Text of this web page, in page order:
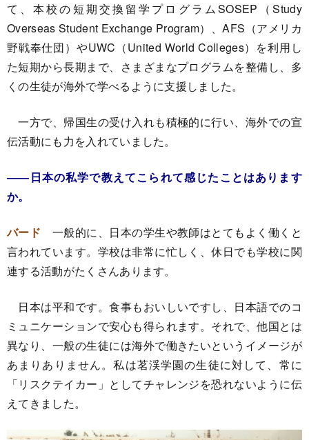
て、本校の短期交換留学プログラムSOSEP（Study
Overseas Student Exchange Program）、AFS（アメリカ
野戦奉仕団）やUWC（United World Colleges）を利用し
た短期から長期まで、さまざまなプログラムを整備し、多
くの生徒が海外で学べるように支援しました。
一方で、帰国生の受け入れも積極的に行い、海外での宣
伝活動にも力を入れていました。
――日本の私学で教えてこられて感じたことはあります
か。
バード 一般的に、日本の学生や教師はとてもよく働くと
言われています。学校は非常に忙しく、休日でも学校に関
連する活動がたくさんあります。
日本は平和です。食事もおいしいですし、日本語でのコ
ミュニケーションで安心も得られます。それで、他国とは
異なり、一般の生徒には海外で働きたいというイメージが
あまりありません。私は茗渓学園の生徒に対して、常に
「リスクテイカー」としてチャレンジを恐れないように伝
えてきました。